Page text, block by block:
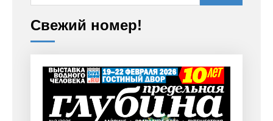
Свежий номер!